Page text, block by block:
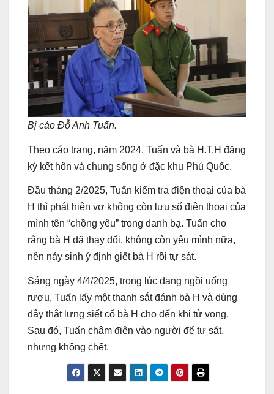
Bị cáo Đỗ Anh Tuấn.
Theo cáo trạng, năm 2024, Tuấn và bà H.T.H đăng
ký kết hôn và chung sống ở đặc khu Phú Quốc.
Đầu tháng 2/2025, Tuấn kiểm tra điện thoại của bà
H thì phát hiện vợ không còn lưu số điện thoại của
mình tên “chồng yêu” trong danh bạ. Tuấn cho
rằng bà H đã thay đổi, không còn yêu mình nữa,
nên nảy sinh ý định giết bà H rồi tự sát.
Sáng ngày 4/4/2025, trong lúc đang ngồi uống
rượu, Tuấn lấy một thanh sắt đánh bà H và dùng
dây thắt lưng siết cổ bà H cho đến khi tử vong.
Sau đó, Tuấn châm điện vào người để tự sát,
nhưng không chết.